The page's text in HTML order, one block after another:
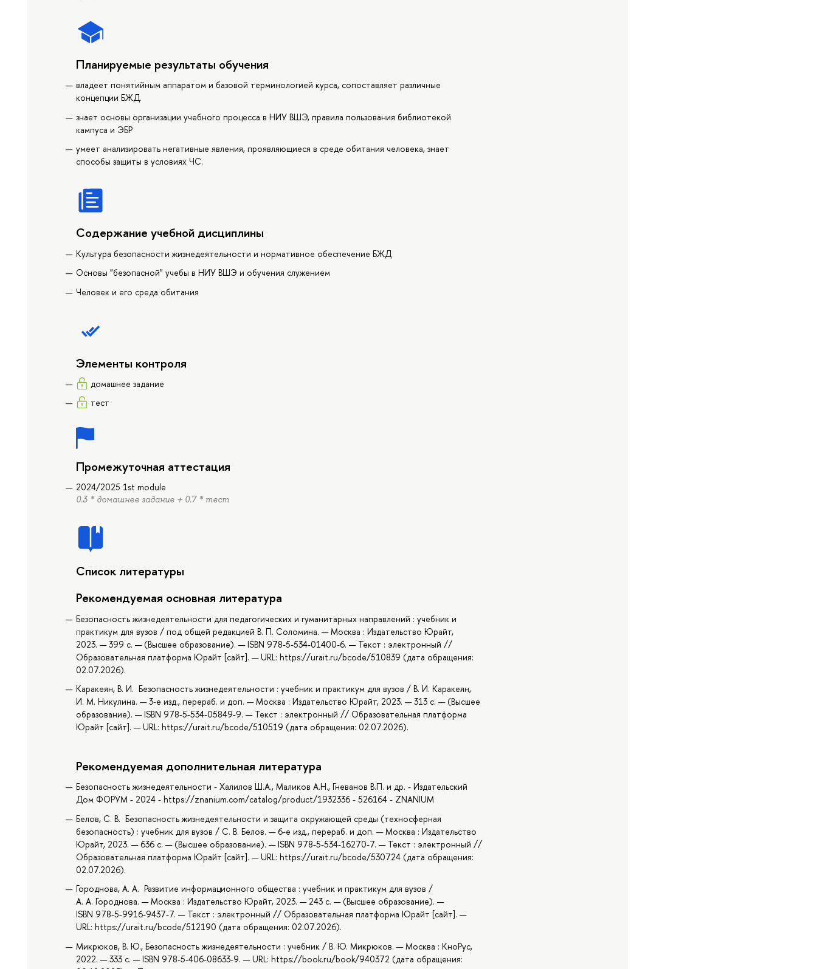
Планируемые результаты обучения
владеет понятийным аппаратом и базовой терминологией курса, сопоставляет различные
концепции БЖД.
знает основы организации учебного процесса в НИУ ВШЭ, правила пользования библиотекой
кампуса и ЭБР
умеет анализировать негативные явления, проявляющиеся в среде обитания человека, знает
способы защиты в условиях ЧС.
Содержание учебной дисциплины
Культура безопасности жизнедеятельности и нормативное обеспечение БЖД
Основы "безопасной" учебы в НИУ ВШЭ и обучения служением
Человек и его среда обитания
Элементы контроля
домашнее задание
тест
Промежуточная аттестация
2024/2025 1st module
0.3 * домашнее задание + 0.7 * тест
Список литературы
Рекомендуемая основная литература
Безопасность жизнедеятельности для педагогических и гуманитарных направлений : учебник и
практикум для вузов / под общей редакцией В. П. Соломина. — Москва : Издательство Юрайт,
2023. — 399 с. — (Высшее образование). — ISBN 978-5-534-01400-6. — Текст : электронный //
Образовательная платформа Юрайт [сайт]. — URL: https://urait.ru/bcode/510839 (дата обращения:
02.07.2026).
Каракеян, В. И. Безопасность жизнедеятельности : учебник и практикум для вузов / В. И. Каракеян,
И. М. Никулина. — 3-е изд., перераб. и доп. — Москва : Издательство Юрайт, 2023. — 313 с. — (Высшее
образование). — ISBN 978-5-534-05849-9. — Текст : электронный // Образовательная платформа
Юрайт [сайт]. — URL: https://urait.ru/bcode/510519 (дата обращения: 02.07.2026).
Рекомендуемая дополнительная литература
Безопасность жизнедеятельности - Халилов Ш.А., Маликов А.Н., Гневанов В.П. и др. - Издательский
Дом ФОРУМ - 2024 - https://znanium.com/catalog/product/1932336 - 526164 - ZNANIUM
Белов, С. В. Безопасность жизнедеятельности и защита окружающей среды (техносферная
безопасность) : учебник для вузов / С. В. Белов. — 6-е изд., перераб. и доп. — Москва : Издательство
Юрайт, 2023. — 636 с. — (Высшее образование). — ISBN 978-5-534-16270-7. — Текст : электронный //
Образовательная платформа Юрайт [сайт]. — URL: https://urait.ru/bcode/530724 (дата обращения:
02.07.2026).
Городнова, А. А. Развитие информационного общества : учебник и практикум для вузов /
А. А. Городнова. — Москва : Издательство Юрайт, 2023. — 243 с. — (Высшее образование). —
ISBN 978-5-9916-9437-7. — Текст : электронный // Образовательная платформа Юрайт [сайт]. —
URL: https://urait.ru/bcode/512190 (дата обращения: 02.07.2026).
Микрюков, В. Ю., Безопасность жизнедеятельности : учебник / В. Ю. Микрюков. — Москва : КноРус,
2022. — 333 с. — ISBN 978-5-406-08633-9. — URL: https://book.ru/book/940372 (дата обращения: